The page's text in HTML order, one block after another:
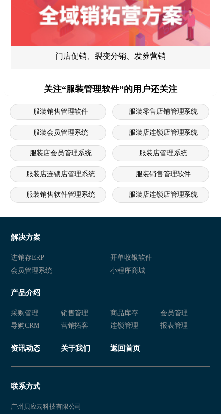
门店促销、裂变分销、发券营销
关注“服装管理软件”的用户还关注
服装销售管理软件 服装零售店铺管理系统
服装会员管理系统 服装店连锁店管理系统
服装店会员管理系统 服装店管理系统
服装店连锁店管理系统 服装销售管理软件
服装销售软件管理系统 服装店连锁店管理系统
服装零售店铺管理系统
服装管理软件 服装销售软件管理系统
服装会员管理系统
服装店连锁店管理系统
服装行业软件管理系统
解决方案
进销存ERP
开单收银软件
会员管理系统
小程序商城
产品介绍
采购管理 销售管理 商品库存
会员管理
导购CRM
营销拓客 连锁管理 报表管理
资讯动态 关于我们 返回首页
联系方式
广州贝应云科技有限公司